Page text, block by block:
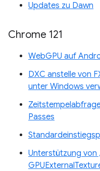
Updates zu Dawn
Chrome 121
WebGPU auf
DXC anstelle von
unter Windows
Passes
Unterstützung von